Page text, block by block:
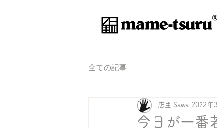
®️
全ての記事
今日が一番
店主 Sawa 2022年